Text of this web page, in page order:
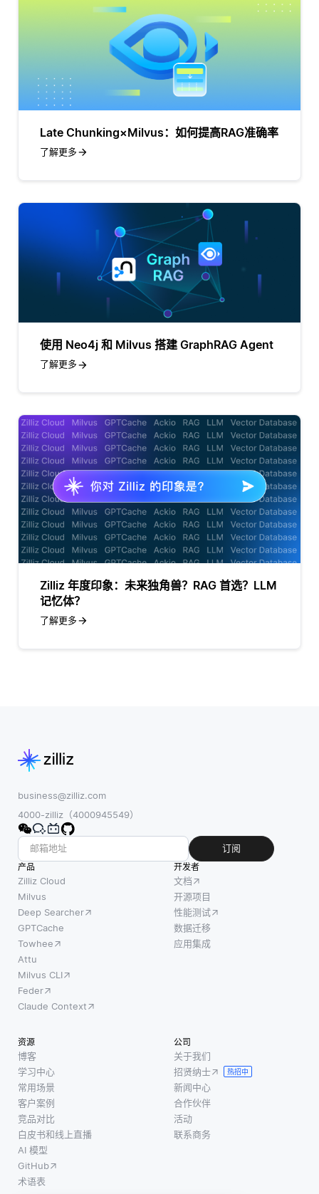
Late Chunking×Milvus：如何提高RAG准确率
了解更多
使用 Neo4j 和 Milvus 搭建 GraphRAG Agent
了解更多
Zilliz 年度印象：未来独角兽？RAG 首选？LLM
记忆体？
了解更多
business@zilliz.com
4000-zilliz（4000945549）
订阅
产品
Zilliz Cloud
Milvus
Deep Searcher
GPTCache
Towhee
Attu
Milvus CLI
Feder
Claude Context
开发者
文档
开源项目
性能测试
数据迁移
应用集成
资源
博客
学习中心
常用场景
客户案例
竞品对比
白皮书和线上直播
AI 模型
GitHub
术语表
公司
关于我们
招贤纳士
热招中
新闻中心
合作伙伴
活动
联系商务